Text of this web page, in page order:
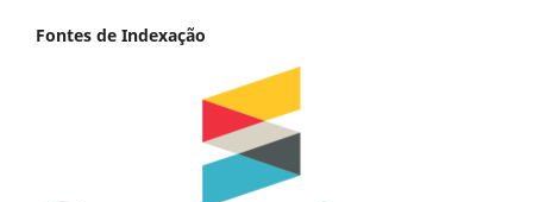
Fontes de Indexação